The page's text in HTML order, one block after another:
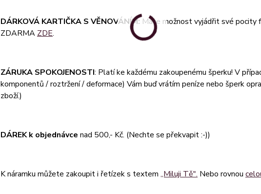
DÁRKOVÁ KARTIČKA S VĚNOVÁNÍM: Máte možnost vyjádřit své pocity
ZDARMA ZDE.
ZÁRUKA SPOKOJENOSTI: Platí ke každému zakoupenému šperku! V
komponentů / roztržení / deformace) Vám buď vrátím peníze nebo šperk
zboží.)
DÁREK k objednávce nad 500,- Kč. (Nechte se překvapit :-))
K náramku můžete zakoupit i řetízek s textem ,,Miluji Tě". Nebo rovnou